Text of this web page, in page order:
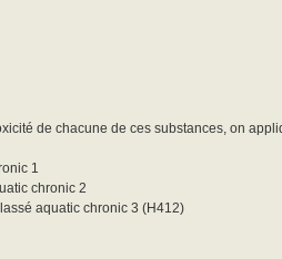
de chacune de ces substances, on
1
chronic 2
aquatic chronic 3 (H412)